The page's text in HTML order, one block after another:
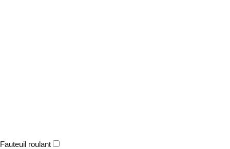
Fauteuil roulant